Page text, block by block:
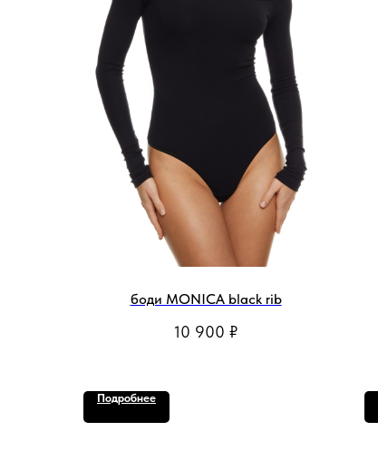
боди MONICA black rib
10 900 ₽
Подробнее